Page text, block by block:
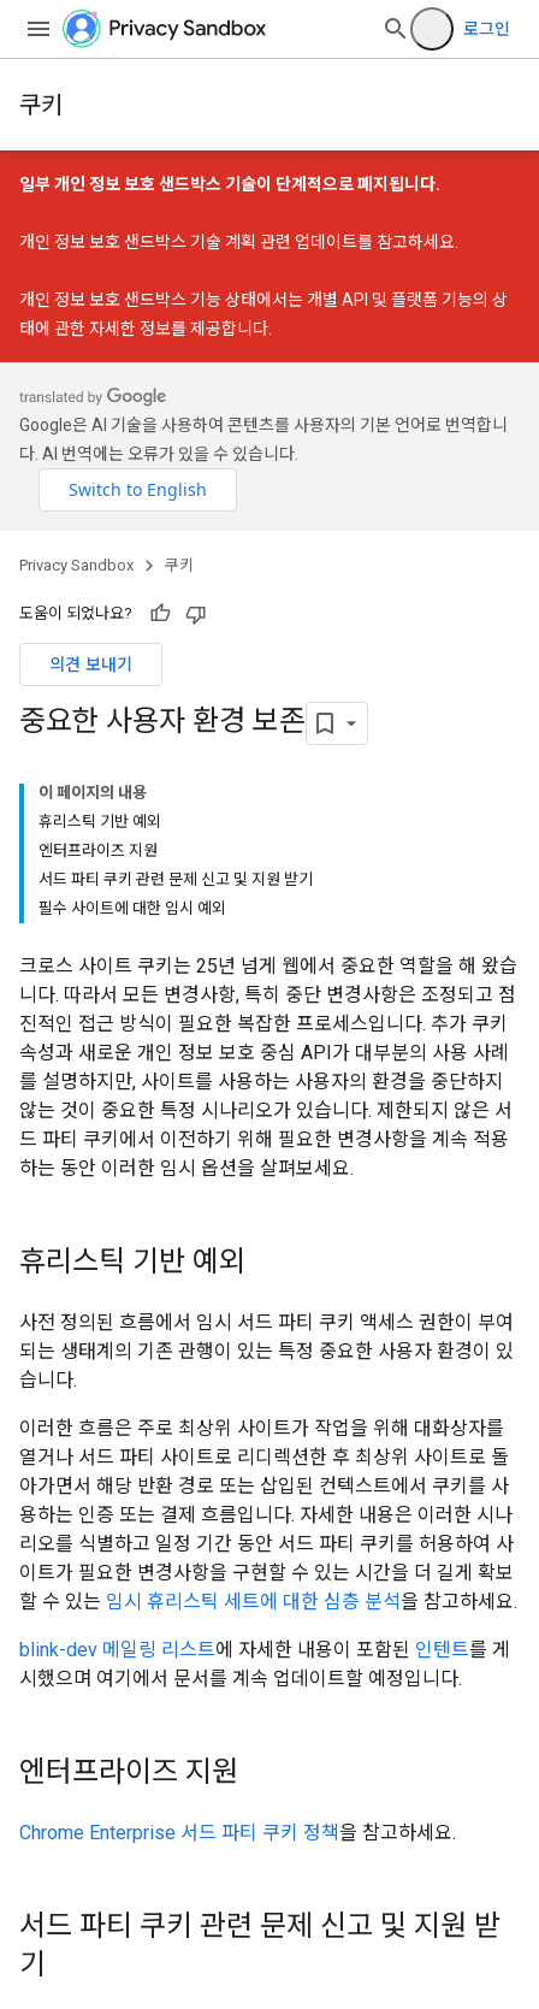
로그인
쿠키
일부 개인 정보 보호 샌드박스 기술이 단계적으로 폐지됩니다.
개인 정보 보호 샌드박스 기술 계획 관련 업데이트를 참고하세요.
개인 정보 보호 샌드박스 기능 상태에서는 개별 API 및 플랫폼 기능의 상
태에 관한 자세한 정보를 제공합니다.
Google은 AI 기술을 사용하여 콘텐츠를 사용자의 기본 언어로 번역합니
다. AI 번역에는 오류가 있을 수 있습니다.
Privacy Sandbox 쿠키
도움이 되었나요?
의견 보내기
중요한 사용자 환경 보존
이 페이지의 내용
휴리스틱 기반 예외
엔터프라이즈 지원
서드 파티 쿠키 관련 문제 신고 및 지원 받기
필수 사이트에 대한 임시 예외
크로스 사이트 쿠키는 25년 넘게 웹에서 중요한 역할을 해 왔습
니다. 따라서 모든 변경사항, 특히 중단 변경사항은 조정되고 점
진적인 접근 방식이 필요한 복잡한 프로세스입니다. 추가 쿠키
속성과 새로운 개인 정보 보호 중심 API가 대부분의 사용 사례
를 설명하지만, 사이트를 사용하는 사용자의 환경을 중단하지
않는 것이 중요한 특정 시나리오가 있습니다. 제한되지 않은 서
드 파티 쿠키에서 이전하기 위해 필요한 변경사항을 계속 적용
하는 동안 이러한 임시 옵션을 살펴보세요.
휴리스틱 기반 예외
사전 정의된 흐름에서 임시 서드 파티 쿠키 액세스 권한이 부여
되는 생태계의 기존 관행이 있는 특정 중요한 사용자 환경이 있
습니다.
이러한 흐름은 주로 최상위 사이트가 작업을 위해 대화상자를
열거나 서드 파티 사이트로 리디렉션한 후 최상위 사이트로 돌
아가면서 해당 반환 경로 또는 삽입된 컨텍스트에서 쿠키를 사
용하는 인증 또는 결제 흐름입니다. 자세한 내용은 이러한 시나
리오를 식별하고 일정 기간 동안 서드 파티 쿠키를 허용하여 사
이트가 필요한 변경사항을 구현할 수 있는 시간을 더 길게 확보
할 수 있는 임시 휴리스틱 세트에 대한 심층 분석을 참고하세요.
blink-dev 메일링 리스트에 자세한 내용이 포함된 인텐트를 게
시했으며 여기에서 문서를 계속 업데이트할 예정입니다.
엔터프라이즈 지원
Chrome Enterprise 서드 파티 쿠키 정책 을 참고하세요.
서드 파티 쿠키 관련 문제 신고 및 지원 받
기